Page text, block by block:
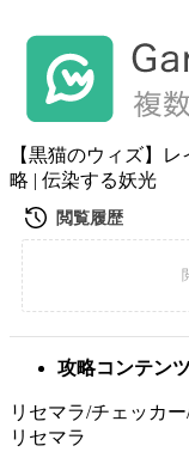
【黒猫のウィズ】
略 | 伝染する妖光
攻略コンテンツ
リセマラ/チェッカ
リセマラ